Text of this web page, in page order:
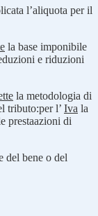
l’aliquota per il
la base imponibile
e riduzioni
la metodologia di
tributo:per l’ Iva la
prestaazioni di
del bene o del